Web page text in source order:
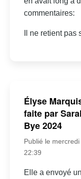
commentaires:
Il ne retient pas
Élyse
faite par
Bye 2024
Publié le
22:39
Elle a envoyé